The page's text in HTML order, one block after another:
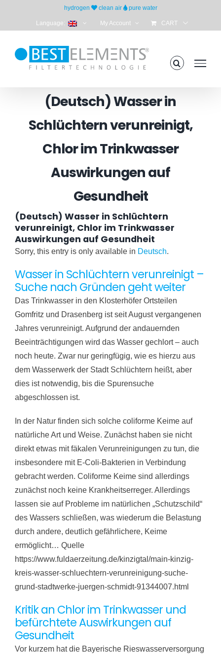
hydrogen clean air pure water
Language: My Account CART
(Deutsch) Wasser in
Schlüchtern verunreinigt,
Chlor im Trinkwasser
Auswirkungen auf
Gesundheit
(Deutsch) Wasser in Schlüchtern
verunreinigt, Chlor im Trinkwasser
Auswirkungen auf Gesundheit
Sorry, this entry is only available in Deutsch.
Wasser in Schlüchtern verunreinigt –
Suche nach Gründen geht weiter
Das Trinkwasser in den Klosterhöfer Ortsteilen
Gomfritz und Drasenberg ist seit August vergangenen
Jahres verunreinigt. Aufgrund der andauernden
Beeinträchtigungen wird das Wasser gechlort – auch
noch heute. Zwar nur geringfügig, wie es hierzu aus
dem Wasserwerk der Stadt Schlüchtern heißt, aber
dies ist notwendig, bis die Spurensuche
abgeschlossen ist.
In der Natur finden sich solche coliforme Keime auf
natürliche Art und Weise. Zunächst haben sie nicht
direkt etwas mit fäkalen Verunreinigungen zu tun, die
insbesondere mit E-Coli-Bakterien in Verbindung
gebracht werden. Coliforme Keime sind allerdings
zunächst noch keine Krankheitserreger. Allerdings
lassen sie auf Probleme im natürlichen „Schutzschild“
des Wassers schließen, was wiederum die Belastung
durch andere, deutlich gefährlichere, Keime
ermöglicht… Quelle
https://www.fuldaerzeitung.de/kinzigtal/main-kinzig-
kreis-wasser-schluechtern-verunreinigung-suche-
grund-stadtwerke-juergen-schmidt-91344007.html
Kritik an Chlor im Trinkwasser und
befürchtete Auswirkungen auf
Gesundheit
Vor kurzem hat die Bayerische Rieswasserversorgung